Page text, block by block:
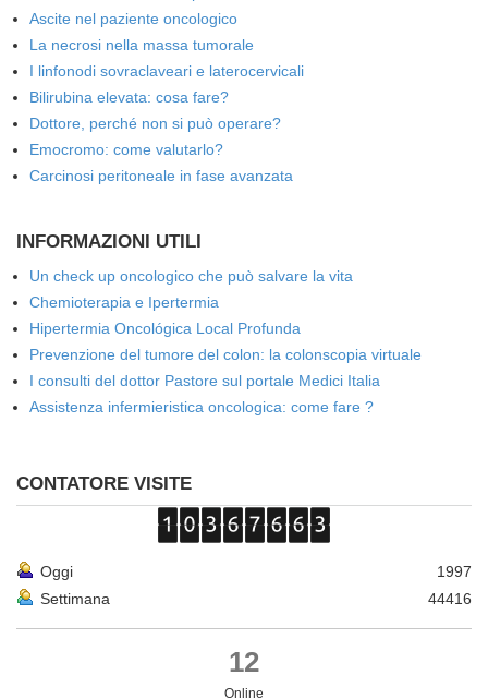
Ascite nel paziente oncologico
La necrosi nella massa tumorale
I linfonodi sovraclaveari e laterocervicali
Bilirubina elevata: cosa fare?
Dottore, perché non si può operare?
Emocromo: come valutarlo?
Carcinosi peritoneale in fase avanzata
INFORMAZIONI UTILI
Un check up oncologico che può salvare la vita
Chemioterapia e Ipertermia
Hipertermia Oncológica Local Profunda
Prevenzione del tumore del colon: la colonscopia virtuale
I consulti del dottor Pastore sul portale Medici Italia
Assistenza infermieristica oncologica: come fare ?
CONTATORE VISITE
Oggi
1997
Settimana
44416
12
Online